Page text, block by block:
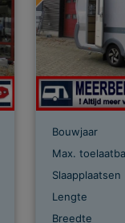
Bouwjaar
Slaapplaatsen
Lengte
Breedte